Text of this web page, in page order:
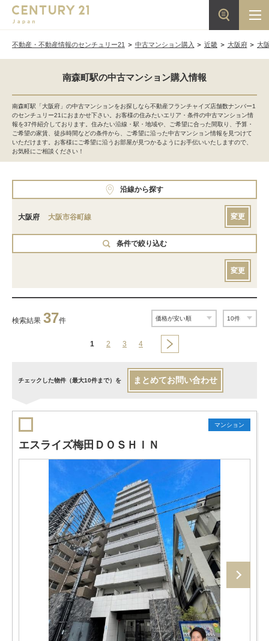
不動産・不動産情報のセンチュリー21 中古マンション購入 近畿 大阪府 大
南森町駅の中古マンション購入情報
南森町駅「大阪府」の中古マンションをお探しなら不動産フランチャイズ店舗数ナンバー1
のセンチュリー21におまかせ下さい。お客様の住みたいエリア・条件の中古マンション情
報を37件紹介しております。住みたい沿線・駅・地域や、ご希望に合った間取り、予算・
ご希望の家賃、徒歩時間などの条件から、ご希望に沿った中古マンション情報を見つけて
いただけます。お客様にご希望に沿うお部屋が見つかるようにお手伝いいたしますので、
お気軽にご相談ください！
沿線から探す
大阪府 大阪市谷町線 変更
条件で絞り込む
変更
検索結果 37件
1 2 3 4
チェックした物件（最大10件まで）を まとめてお問い合わせ
マンション
エスライズ梅田ＤＯＳＨＩＮ